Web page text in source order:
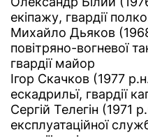
екіпажу, гвардії
Михайло Дьяков
повітряно-вогневої
гвардії майор
Ігор Скачков (1977
ескадрильї, гвардії
Сергій Телегін (1971
експлуатаційної